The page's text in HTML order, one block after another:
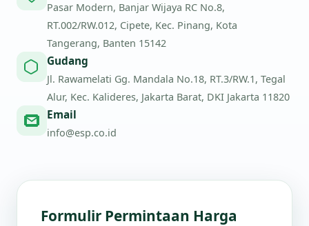
Pasar Modern, Banjar Wijaya RC No.8,
RT.002/RW.012, Cipete, Kec. Pinang, Kota
Tangerang, Banten 15142
Gudang
Jl. Rawamelati Gg. Mandala No.18, RT.3/RW.1, Tegal
Alur, Kec. Kalideres, Jakarta Barat, DKI Jakarta 11820
Email
info@esp.co.id
Formulir Permintaan Harga